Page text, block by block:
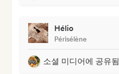
Hélio
Périsélène
소셜 미디어에 공유됨